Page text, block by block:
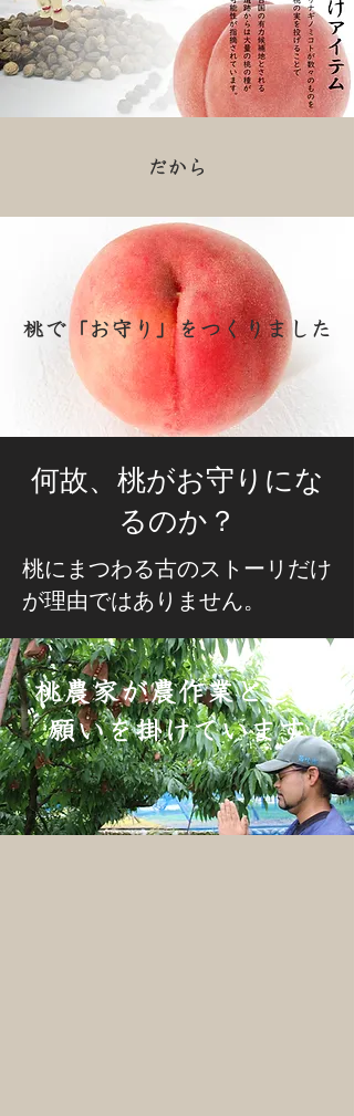
だから
桃で「お守り」をつくりました
​何故、桃がお守りにな
るのか？
桃にまつわる古のストーリだけ
が理由ではありません。
桃農家が農作業として
願いを掛けています